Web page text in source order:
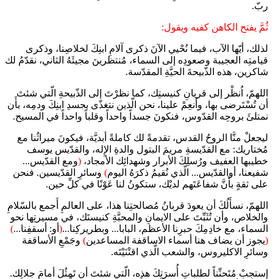
ربّ.
ثُمَّ يفتح الكاهن كفيه ويقول:
لذلك، أيّها الآب، فيما نُحْيي الآنَ ذكرى آلامِ ابنِكَ لخلاصِنا، وذكرى
قيامتِه العجيبة وصعودِه إلى السماء، مُنتظرينَ مجيئَهُ الثاني، نقدّمُ لك
شاكرين، هذه الذّبيحةَ الحيَّةِ المقدّسة.
اللهمّ، اُنظْر إلى قربانِ كنيستِك، كما نظرْتَ إلى الذّبيحةِ الّتي شئتَ
أن تُسْتَرضى بها، وأَنعِمْ علينا، نحن الّذين نتغذّى بجسدِ ابنِكَ ودمِه، بأَن
نمتلئَ بروحِه القدّوس، فنكونَ جسداً واحداً وقلباً واحداً في المسيح.
ليجعلْ منَّا الروحُ القدس، تقدمةً لك كاملةً أبديَّة، فيكونَ ميراثُنا مع
مُختاريك: مع القدّيسةِ مريمَ البتول والدةِ الإِله، والقدّيس يوسف
خطيبها العفيف ورُسلِكَ الأبرار وشهدائِك الأمجاد، (ومع القدّيس...
شفيعنا، أوالقدّيس... الّذي نُقيمُ ذكرَهُ اليوم) وسائرِ القدّيسين. فنحن
على ثقةٍ بأَنَّ شفاعَتَهم لديْك، ستكونُ لنا عَوْنًا في كلِّ حين.
اللهمّ، نسأَلُكَ أن يعودَ قربانُ مُصالحتِنا هذا، على العالمِ أَجمع بالسّلامِ
والخلاص، وأن تُثَبِّتَ على الايمانِ والمحبَّةِ كنيستَك، في مسيرتِها نحو
السماء، مع خادِمِكَ حبرِنا الأعظم، البابا... وبطريركِنا...( أو: أسقفِنا...)
(يجوز أن يضاف هنا أسماء الاساقفة المساعدين) وجَمْعِ الأساقفة
وسائرِ الاكليروس، والشعب الّذي اقتْنَيْتَه.
إِستجِبْ مُتَحنِّناً لطلباتِ أُسرَتِكَ هذه، الّتي شئتَ أن تَمثُلَ أمامَ جلالِك.